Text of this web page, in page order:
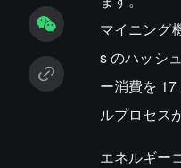
マイニング
s のハッシ
ー消費を
ルプロセス
エネルギー